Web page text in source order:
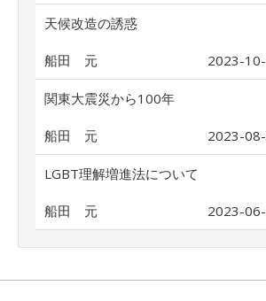
天候改造の誘惑
船田 元 2023-
関東大震災から100年
船田 元 2023-
LGBT理解増進法について
船田 元 2023-